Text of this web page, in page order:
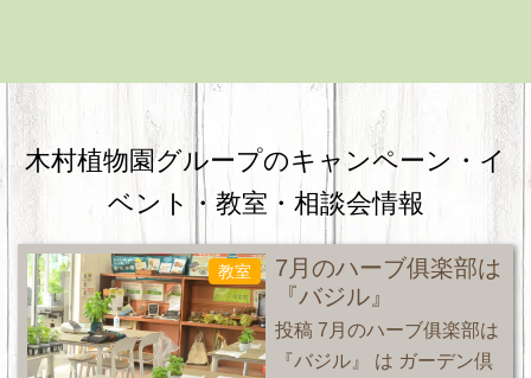
木村植物園グループのキャンペーン・ イ
ベント・教室・相談会情報
教室
7月のハーブ俱楽部は
『バジル』
投稿 7月のハーブ俱楽部は
『バジル』 は ガーデン倶